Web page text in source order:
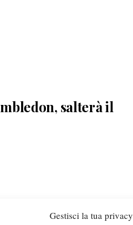
Gestisci la tua privacy
salterà il